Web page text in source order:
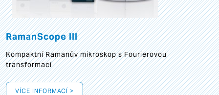
RamanScope III
Kompaktní Ramanův mikroskop s Fourierovou
transformací
VÍCE INFORMACÍ >